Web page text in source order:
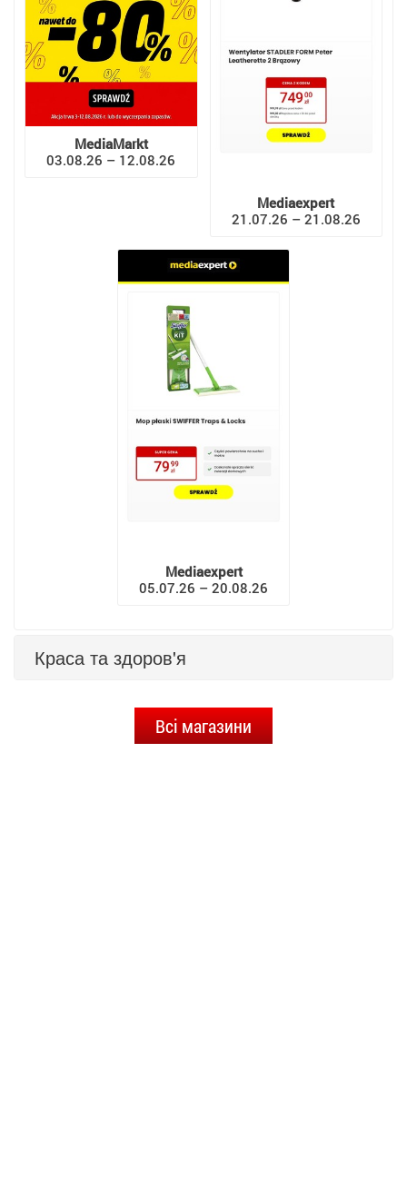
MediaMarkt
03.08.26 – 12.08.26
Mediaexpert
21.07.26 – 21.08.26
Mediaexpert
05.07.26 – 20.08.26
Краса та здоров'я
Всі магазини